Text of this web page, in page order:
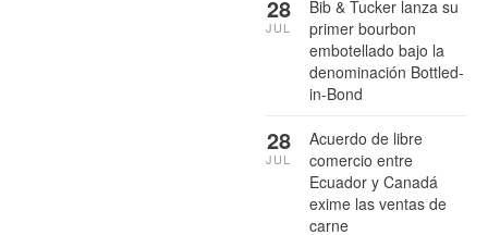
Bib & Tucker lanza su
primer bourbon
embotellado bajo la
denominación Bottled-
in-Bond
28
JUL
Acuerdo de libre
comercio entre
Ecuador y Canadá
exime las ventas de
carne
28
JUL